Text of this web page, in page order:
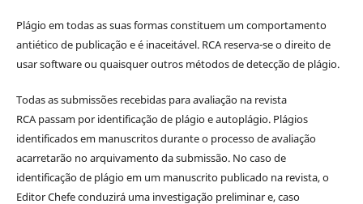
Plágio em todas as suas formas constituem um comportamento
antiético de publicação e é inaceitável. RCA reserva-se o direito de
usar software ou quaisquer outros métodos de detecção de plágio.
Todas as submissões recebidas para avaliação na revista
RCA passam por identificação de plágio e autoplágio. Plágios
identificados em manuscritos durante o processo de avaliação
acarretarão no arquivamento da submissão. No caso de
identificação de plágio em um manuscrito publicado na revista, o
Editor Chefe conduzirá uma investigação preliminar e, caso